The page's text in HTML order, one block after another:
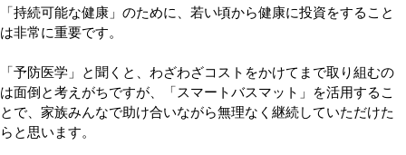
「持続可能な健康」のために、若い頃から健康に投資をすること
は非常に重要です。
「予防医学」と聞くと、わざわざコストをかけてまで取り組むの
は面倒と考えがちですが、「スマートバスマット」を活用するこ
とで、家族みんなで助け合いながら無理なく継続していただけた
らと思います。